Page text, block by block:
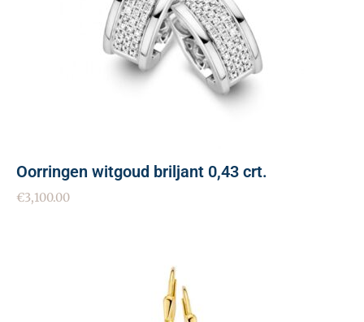
Oorringen witgoud briljant 0,43 crt.
€3,100.00